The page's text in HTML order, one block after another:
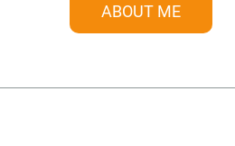
ABOUT ME